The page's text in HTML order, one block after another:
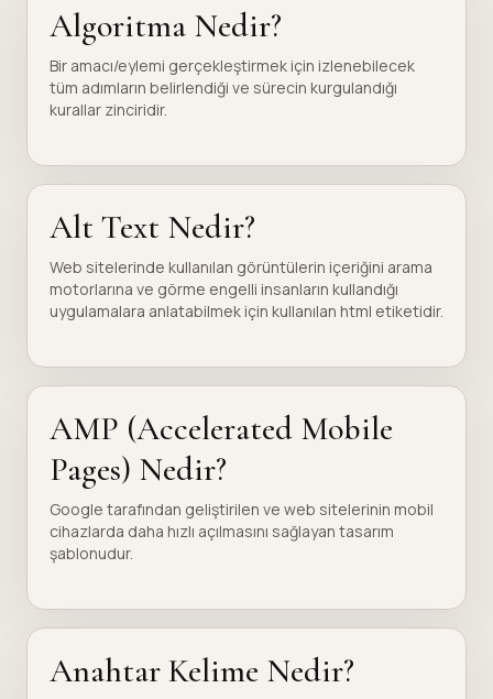
Algoritma Nedir?
Bir amacı/eylemi gerçekleştirmek için izlenebilecek
tüm adımların belirlendiği ve sürecin kurgulandığı
kurallar zinciridir.
Alt Text Nedir?
Web sitelerinde kullanılan görüntülerin içeriğini arama
motorlarına ve görme engelli insanların kullandığı
uygulamalara anlatabilmek için kullanılan html etiketidir.
AMP (Accelerated Mobile
Pages) Nedir?
Google tarafından geliştirilen ve web sitelerinin mobil
cihazlarda daha hızlı açılmasını sağlayan tasarım
şablonudur.
Anahtar Kelime Nedir?